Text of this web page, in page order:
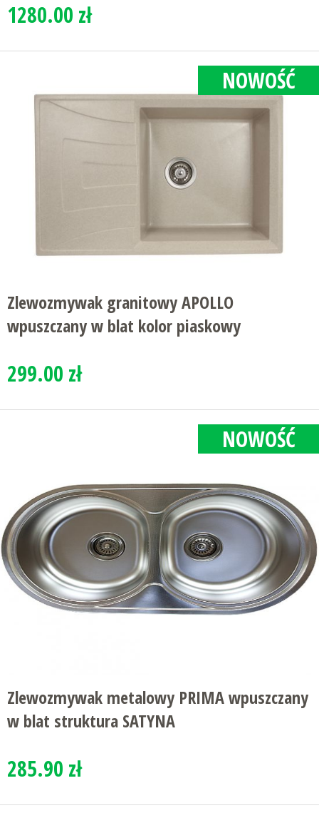
1280.00 zł
NOWOŚĆ
Zlewozmywak granitowy APOLLO
wpuszczany w blat kolor piaskowy
299.00 zł
NOWOŚĆ
Zlewozmywak metalowy PRIMA wpuszczany
w blat struktura SATYNA
285.90 zł